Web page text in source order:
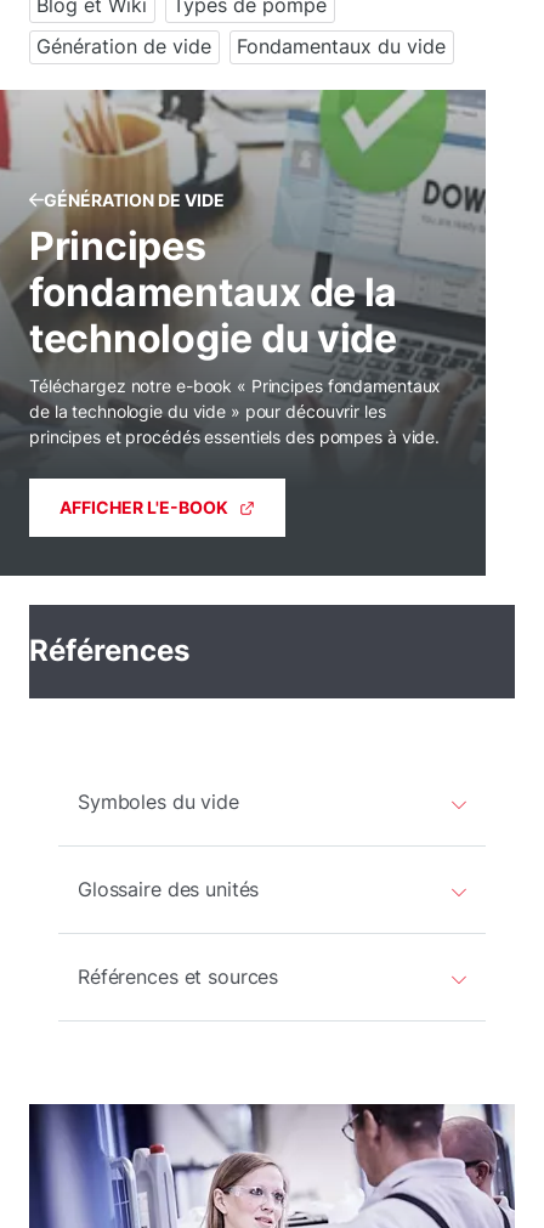
Blog et Wiki
Types de pompe
Génération de vide
Fondamentaux du vide
GÉNÉRATION DE VIDE
Principes
fondamentaux de la
technologie du vide
Téléchargez notre e-book « Principes fondamentaux
de la technologie du vide » pour découvrir les
principes et procédés essentiels des pompes à vide.
AFFICHER L'E-BOOK
Références
Symboles du vide
Glossaire des unités
Références et sources